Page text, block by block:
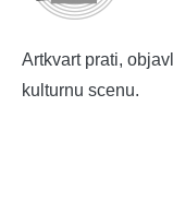
Artkvart prati,
kulturnu scenu.